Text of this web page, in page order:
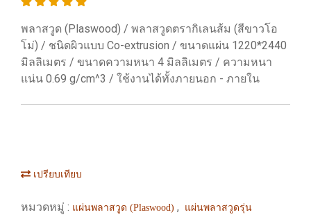
พลาสวูด (Plaswood) / พลาสวูดตรากิเลนส้ม (สีขาวโอ
โม่) / ชนิดผิวแบบ Co-extrusion / ขนาดแผ่น 1220*2440
มิลลิเมตร / ขนาดความหนา 4 มิลลิเมตร / ความหนา
แน่น 0.69 g/cm^3 / ใช้งานได้ทั้งภายนอก - ภายใน
เปรียบเทียบ
หมวดหมู่ : แผ่นพลาสวูด (Plaswood) ,
แผ่นพลาสวูดรุ่น